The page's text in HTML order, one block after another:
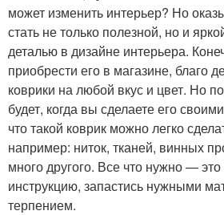
может изменить интерьер? Но
стать не только полезной, но и
деталью в дизайне интерьера.
приобрести его в магазине, благо
коврики на любой вкус и цвет. Но
будет, когда вы сделаете его
что такой коврик можно легко
например: ниток, тканей, винных
много другого. Все что нужно —
инструкцию, запастись нужными
терпением.